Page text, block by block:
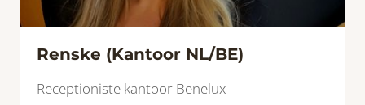
Renske (Kantoor NL/BE)
Receptioniste kantoor Benelux